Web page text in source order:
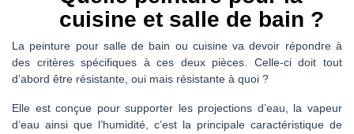
cuisine et salle de bain ?
La peinture pour salle de bain ou cuisine va devoir répondre à
des critères spécifiques à ces deux pièces. Celle-ci doit tout
d’abord être résistante, oui mais résistante à quoi ?
Elle est conçue pour supporter les projections d’eau, la vapeur
d’eau ainsi que l’humidité, c’est la principale caractéristique de